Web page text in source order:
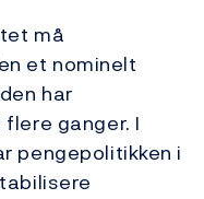
må
et nominelt
har
ganger. I
pengepolitikken i